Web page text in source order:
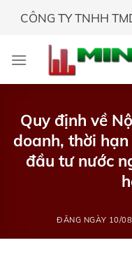
CÔNG TY TNHH
Quy định về
doanh, thời
đầu tư nước
ĐĂNG NGÀY 10/